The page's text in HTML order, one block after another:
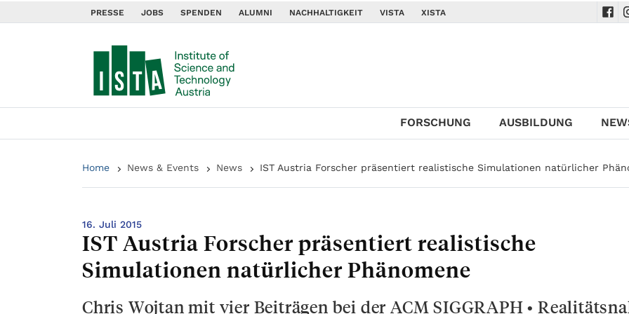
PRESSE JOBS SPENDEN ALUMNI NACHHALTIGKEIT VISTA XISTA
FORSCHUNG AUSBILDUNG
Home News & Events News IST Austria Forscher präsentiert realistische Simulationen natürlicher
16. Juli 2015
IST Austria Forscher präsentiert realistische
Simulationen natürlicher Phänomene
Chris Wojtan mit vier Beiträgen bei der ACM SIGGRAPH •